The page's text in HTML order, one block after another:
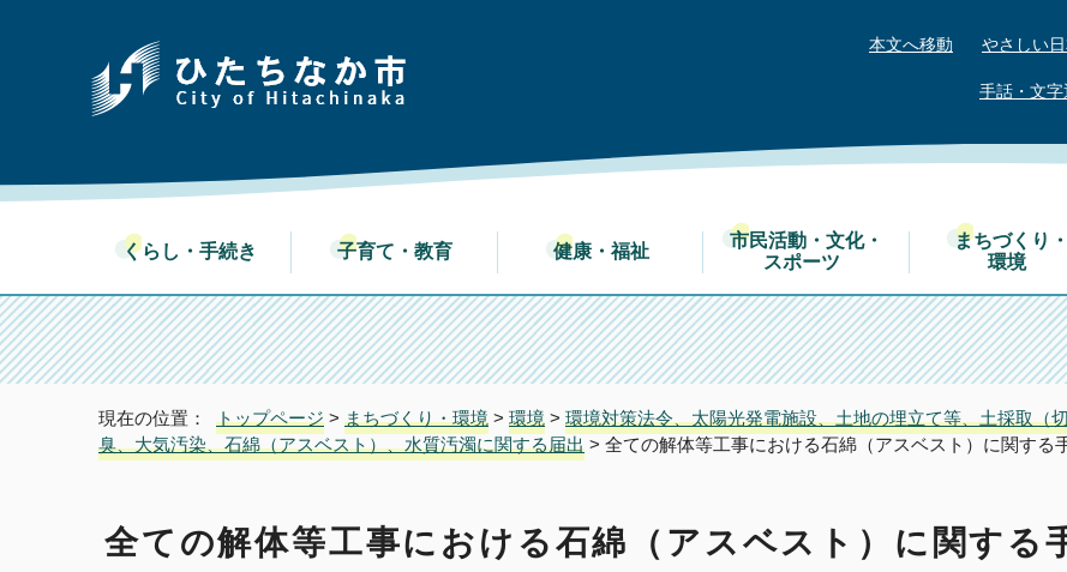
本文へ移動 やさしい
手話・文字
くらし・手続き 子育て・教育 健康・福祉
市民活動・文化・
スポーツ
まちづくり・
環境
現在の位置： トップページ > まちづくり・環境 > 環境 > 環境対策法令、太陽光発電施設、土地の埋立て等、土採取（
臭、大気汚染、石綿（アスベスト）、水質汚濁に関する届出 > 全ての解体等工事における石綿（アスベスト）に関する
全ての解体等工事における石綿（アスベスト）に関する